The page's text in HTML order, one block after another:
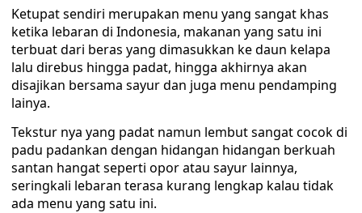
Ketupat sendiri merupakan menu yang sangat khas
ketika lebaran di Indonesia, makanan yang satu ini
terbuat dari beras yang dimasukkan ke daun kelapa
lalu direbus hingga padat, hingga akhirnya akan
disajikan bersama sayur dan juga menu pendamping
lainya.
Tekstur nya yang padat namun lembut sangat cocok di
padu padankan dengan hidangan hidangan berkuah
santan hangat seperti opor atau sayur lainnya,
seringkali lebaran terasa kurang lengkap kalau tidak
ada menu yang satu ini.